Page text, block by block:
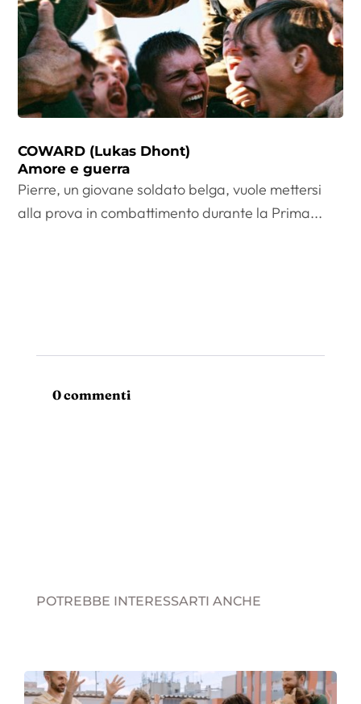
COWARD (Lukas Dhont)
Amore e guerra
Pierre, un giovane soldato belga, vuole mettersi
alla prova in combattimento durante la Prima...
0 commenti
POTREBBE INTERESSARTI ANCHE